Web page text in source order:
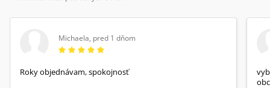
Michaela, pred 1 dňom
Roky objednávam, spokojnosť